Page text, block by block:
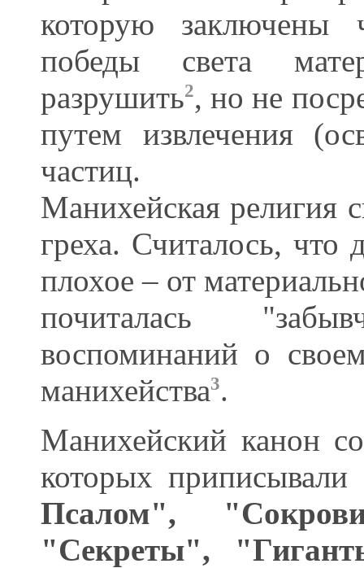
которую заключены
победы света
разрушить2, но не
путем извлечения
частиц.
Манихейская религия
греха. Считалось, что
плохое – от
почиталась
воспоминаний о
манихейства3.
Манихейский канон
которых
Псалом",
"Секреты",